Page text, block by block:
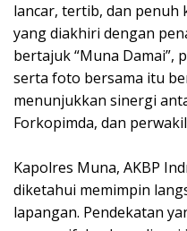
lancar, tertib, dan penuh
yang diakhiri dengan
bertajuk “Muna Damai”,
serta foto bersama itu
menunjukkan sinergi
Forkopimda, dan
‎Kapolres Muna, AKBP
diketahui memimpin
lapangan. Pendekatan